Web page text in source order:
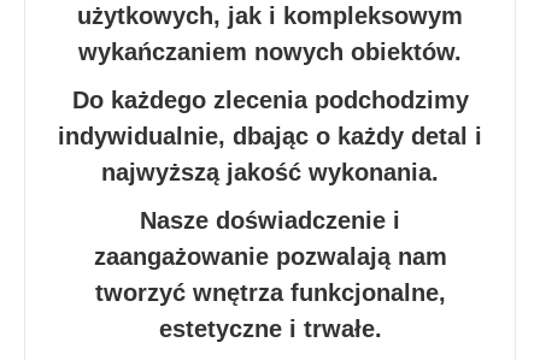
użytkowych, jak i kompleksowym
wykańczaniem nowych obiektów.
Do każdego zlecenia podchodzimy
indywidualnie, dbając o każdy detal i
najwyższą jakość wykonania.
Nasze doświadczenie i
zaangażowanie pozwalają nam
tworzyć wnętrza funkcjonalne,
estetyczne i trwałe.